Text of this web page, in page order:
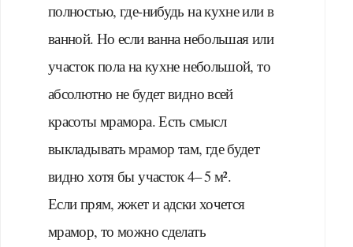
полностью, где-нибудь на кухне или в
ванной. Но если ванна небольшая или
участок пола на кухне небольшой, то
абсолютно не будет видно всей
красоты мрамора. Есть смысл
выкладывать мрамор там, где будет
видно хотя бы участок 4– 5 м².
Если прям, жжет и адски хочется
мрамор, то можно сделать